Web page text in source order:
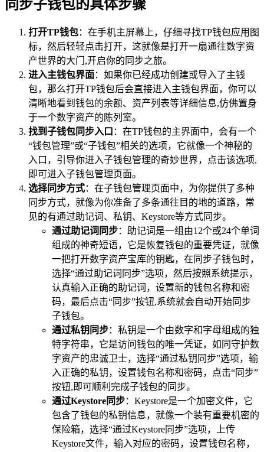
同步子钱包的具体步骤
打开TP钱包：在手机主屏幕上，仔细寻找TP钱包应用图
标，然后轻轻点击打开，这就像是打开一扇通往数字资
产世界的大门,开启你的同步之旅。
进入主钱包界面：如果你已经成功创建或导入了主钱
包，那么打开TP钱包后会直接进入主钱包界面，你可以
清晰地看到钱包的余额、资产列表等详细信息,仿佛置身
于一个数字资产的陈列室。
找到子钱包同步入口 ：在TP钱包的主界面中，会有一个
“钱包管理”或“子钱包”相关的选项，它就像一个神秘的
入口，引导你进入子钱包管理的奇妙世界，点击该选项,
即可进入子钱包管理页面。
选择同步方式：在子钱包管理页面中，为你提供了多种
同步方式，就像为你准备了多条通往目的地的道路，常
见的有通过助记词、私钥、Keystore等方式同步。
通过助记词同步：助记词是一组由12个或24个单词
组成的神奇短语，它是恢复钱包的重要凭证，就像
一把打开数字资产宝库的钥匙，在同步子钱包时，
选择“通过助记词同步”选项，然后按照系统提示，
认真输入正确的助记词，设置新的钱包名称和密
码，最后点击“同步”按钮,系统就会自动开始同步
子钱包。
通过私钥同步：私钥是一个由数字和字母组成的独
特字符串，它是访问钱包的唯一凭证，如同守护数
字资产的忠诚卫士，选择“通过私钥同步”选项，输
入正确的私钥，设置钱包名称和密码，点击“同步”
按钮,即可顺利完成子钱包的同步。
通过Keystore同步：Keystore是一个加密文件，它
包含了钱包的私钥信息，就像一个装有重要机密的
保险箱，选择“通过Keystore同步”选项，上传
Keystore文件，输入对应的密码，设置钱包名称，